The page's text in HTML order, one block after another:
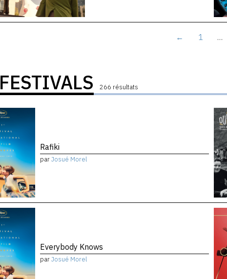
← 1 …
FESTIVALS 266 résultats
Rafiki
parJosué Morel
Everybody Knows
parJosué Morel